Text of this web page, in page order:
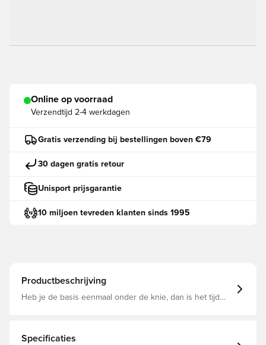
Online op voorraad
Verzendtijd 2-4 werkdagen
Gratis verzending bij bestellingen boven €79
30 dagen gratis retour
Unisport prijsgarantie
10 miljoen tevreden klanten sinds 1995
Productbeschrijving
Heb je de basis eenmaal onder de knie, dan is het tijd
Specificaties